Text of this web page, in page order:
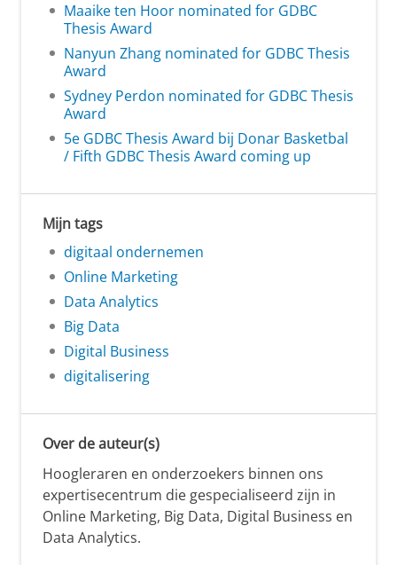
Maaike ten Hoor nominated for GDBC
Thesis Award
Nanyun Zhang nominated for GDBC Thesis
Award
Sydney Perdon nominated for GDBC Thesis
Award
5e GDBC Thesis Award bij Donar Basketbal
/ Fifth GDBC Thesis Award coming up
Mijn tags
digitaal ondernemen
Online Marketing
Data Analytics
Big Data
Digital Business
digitalisering
Over de auteur(s)
Hoogleraren en onderzoekers binnen ons
expertisecentrum die gespecialiseerd zijn in
Online Marketing, Big Data, Digital Business en
Data Analytics.